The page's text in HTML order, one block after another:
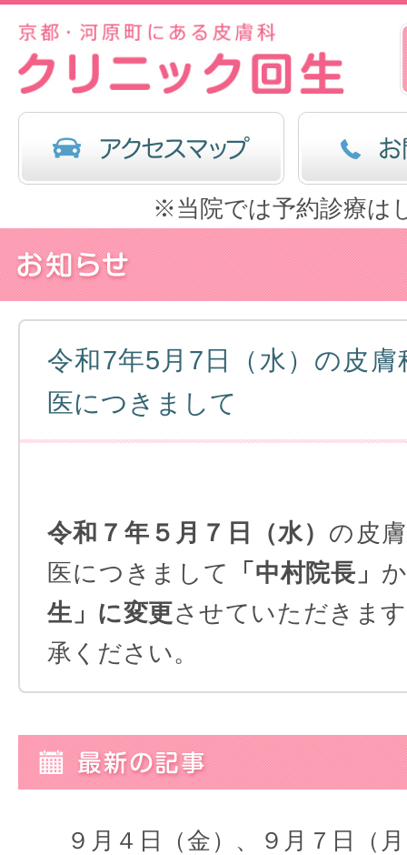
※当院では予約診療は
令和7年5月7日（水）の皮膚
医につきまして
令和７年５月７日（水） の皮
医につきまして
「中村院長」
生」に変更させていただきま
承ください。
９月４日（金）、９月７日（